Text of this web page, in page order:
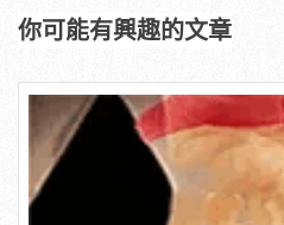
你可能有興趣的文章